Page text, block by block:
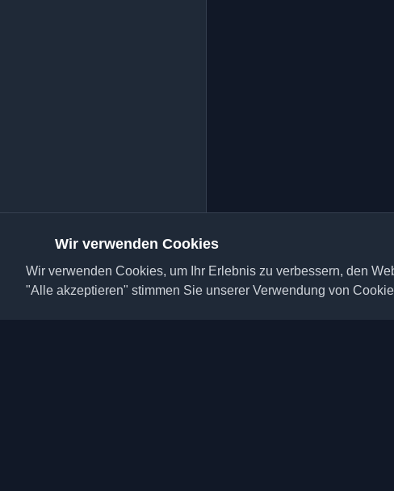
Wir verwenden Cookies
Wir verwenden Cookies, um Ihr Erlebnis zu verbessern, den
"Alle akzeptieren" stimmen Sie unserer Verwendung von